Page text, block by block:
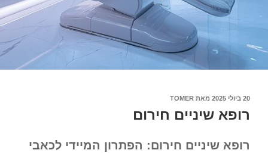
פורסם
20 ביולי 2025 מאת TOMER
רופא שיניים חירום
רופא שיניים חירום: הפתרון המיידי לכאבי